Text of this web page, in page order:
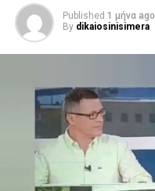
Published 1 μήνα ago
By dikaiosinisimera